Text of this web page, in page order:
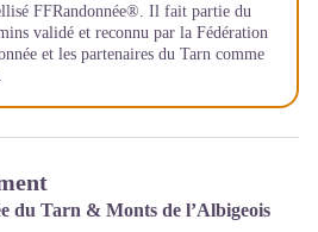
FFRandonnée®. Il fait partie du
validé et reconnu par la Fédération
et les partenaires du Tarn comme
du Tarn & Monts de l’Albigeois